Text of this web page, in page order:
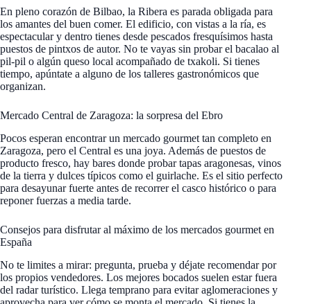
En pleno corazón de Bilbao, la Ribera es parada obligada para
los amantes del buen comer. El edificio, con vistas a la ría, es
espectacular y dentro tienes desde pescados fresquísimos hasta
puestos de pintxos de autor. No te vayas sin probar el bacalao al
pil-pil o algún queso local acompañado de txakoli. Si tienes
tiempo, apúntate a alguno de los talleres gastronómicos que
organizan.
Mercado Central de Zaragoza: la sorpresa del Ebro
Pocos esperan encontrar un mercado gourmet tan completo en
Zaragoza, pero el Central es una joya. Además de puestos de
producto fresco, hay bares donde probar tapas aragonesas, vinos
de la tierra y dulces típicos como el guirlache. Es el sitio perfecto
para desayunar fuerte antes de recorrer el casco histórico o para
reponer fuerzas a media tarde.
Consejos para disfrutar al máximo de los mercados gourmet en
España
No te limites a mirar: pregunta, prueba y déjate recomendar por
los propios vendedores. Los mejores bocados suelen estar fuera
del radar turístico. Llega temprano para evitar aglomeraciones y